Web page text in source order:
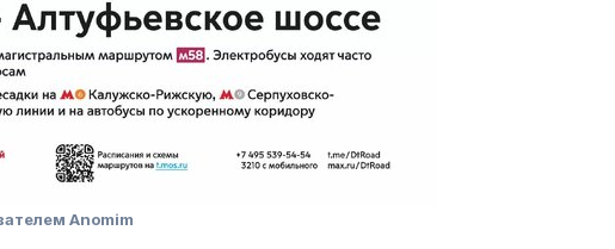
Anomim